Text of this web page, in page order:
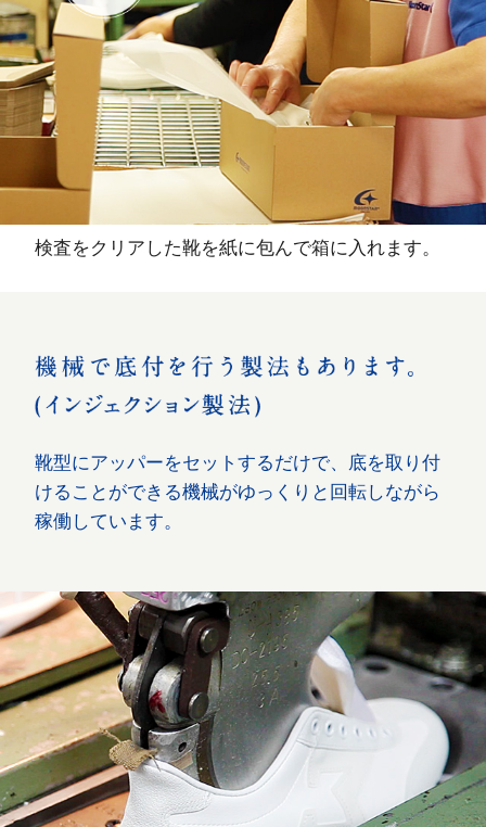
検査をクリアした靴を紙に包んで箱に入れます。
靴型にアッパーをセットするだけで、底を取り付
けることができる機械がゆっくりと回転しながら
稼働しています。